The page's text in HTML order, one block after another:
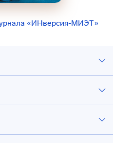
«ИНверсия-МИЭТ»